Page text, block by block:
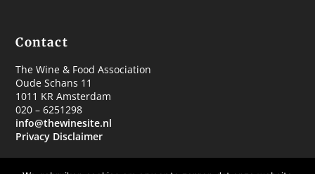
Contact
The Wine & Food Association
Oude Schans 11
1011 KR Amsterdam
020 – 6251298
info@thewinesite.nl
Privacy Disclaimer